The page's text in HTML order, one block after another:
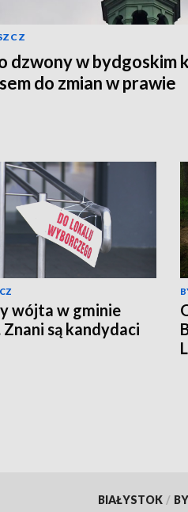
dzwony w bydgoskim
do zmian w prawie
wójta w gminie
Znani są kandydaci
BIAŁYSTOK /